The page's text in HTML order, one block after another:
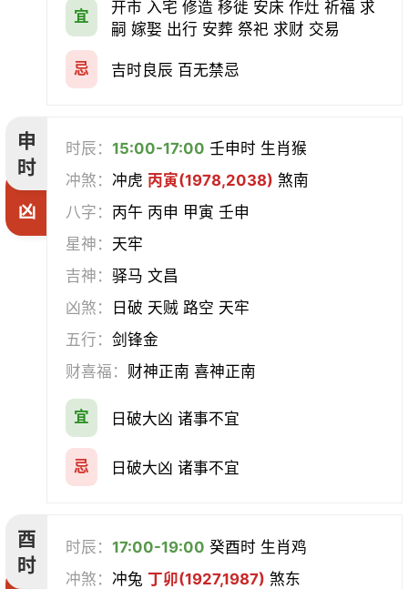
宜
开市 入宅 修造 移徙 安床 作灶 祈福 求
嗣 嫁娶 出行 安葬 祭祀 求财 交易
忌 吉时良辰 百无禁忌
申
时
凶
时辰：15:00-17:00 壬申时 生肖猴
冲煞：冲虎 丙寅(1978,2038) 煞南
八字： 丙午 丙申 甲寅 壬申
星神： 天牢
吉神：驿马 文昌
凶煞：
日破 天贼 路空 天牢
五行：剑锋金
财喜福： 财神正南 喜神正南
宜 日破大凶 诸事不宜
忌 日破大凶 诸事不宜
酉
时
时辰：17:00-19:00 癸酉时 生肖鸡
冲煞：冲兔 丁卯(1927,1987) 煞东